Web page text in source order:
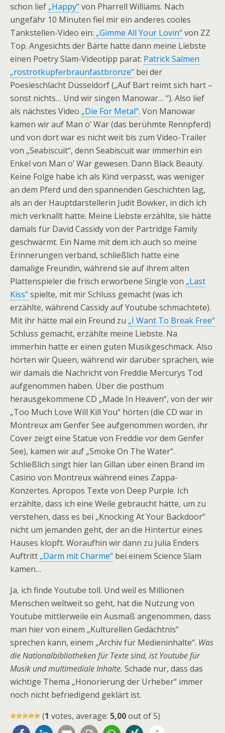
schon lief „Happy“von Pharrell Williams. Nach
ungefähr 10 Minuten fiel mir ein anderes cooles
Tankstellen-Video ein: „Gimme All Your Lovin“von ZZ
Top. Angesichts der Bärte hatte dann meine Liebste
einen Poetry Slam-Videotipp parat: Patrick Salmen
„rostrotkupferbraunfastbronze“ bei der
Poesieschlacht Düsseldorf („Auf Bart reimt sich hart –
sonst nichts… Und wir singen Manowar… “). Also lief
als nächstes Video „Die For Metal“. Von Manowar
kamen wir auf Man o’ War (das berühmte Rennpferd)
und von dort war es nicht weit bis zum Video-Trailer
von „Seabiscuit“, denn Seabiscuit war immerhin ein
Enkel von Man o’ War gewesen. Dann Black Beauty.
Keine Folge habe ich als Kind verpasst, was weniger
an dem Pferd und den spannenden Geschichten lag,
als an der Hauptdarstellerin Judit Bowker, in dich ich
mich verknallt hatte. Meine Liebste erzählte, sie hätte
damals für David Cassidy von der Partridge Family
geschwärmt. Ein Name mit dem ich auch so meine
Erinnerungen verband, schließlich hatte eine
damalige Freundin, während sie auf ihrem alten
Plattenspieler die frisch erworbene Single von „Last
Kiss“spielte, mit mir Schluss gemacht (was ich
erzählte, während Cassidy auf Youtube schmachtete).
Mit ihr hätte mal ein Freund zu „I Want To Break Free“
Schluss gemacht, erzählte meine Liebste. Na
immerhin hatte er einen guten Musikgeschmack. Also
hörten wir Queen, während wir darüber sprachen, wie
wir damals die Nachricht von Freddie Mercurys Tod
aufgenommen haben. Über die posthum
herausgekommene CD „Made In Heaven“, von der wir
„Too Much Love Will Kill You“ hörten (die CD war in
Montreux am Genfer See aufgenommen worden, ihr
Cover zeigt eine Statue von Freddie vor dem Genfer
See), kamen wir auf „Smoke On The Water“.
Schließlich singt hier Ian Gillan über einen Brand im
Casino von Montreux während eines Zappa-
Konzertes. Apropos Texte von Deep Purple. Ich
erzählte, dass ich eine Weile gebraucht hätte, um zu
verstehen, dass es bei „Knocking At Your Backdoor“
nicht um jemanden geht, der an die Hintertür eines
Hauses klopft. Woraufhin wir dann zu Julia Enders
Auftritt „Darm mit Charme“ bei einem Science Slam
kamen…
Ja, ich finde Youtube toll. Und weil es Millionen
Menschen weltweit so geht, hat die Nutzung von
Youtube mittlerweile ein Ausmaß angenommen, dass
man hier von einem „Kulturellen Gedächtnis“
sprechen kann, einem „Archiv für Medieninhalte“. Was
die Nationalbibliotheken für Texte sind, ist Youtube für
Musik und multimediale Inhalte. Schade nur, dass das
wichtige Thema „Honorierung der Urheber“ immer
noch nicht befriedigend geklärt ist.
(1 votes, average: 5,00out of 5)